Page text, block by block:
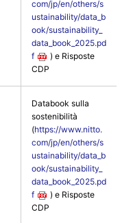
com/jp/en/others/s
ustainability/data_b
ook/sustainability_
data_book_2025.pd
f
) e Risposte
CDP
Databook sulla
sostenibilità
(https://www.nitto.
com/jp/en/others/s
ustainability/data_b
ook/sustainability_
data_book_2025.pd
f
) e Risposte
CDP